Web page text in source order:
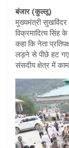
बंजार (कुल्लू)
मुख्यमंत्री
विक्रमादित्य सिंह
कहा कि नेता
लड़ने से पीछे हट
संसदीय क्षेत्र में